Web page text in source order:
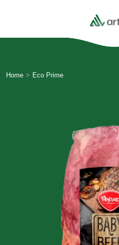
Home > Eco Prime